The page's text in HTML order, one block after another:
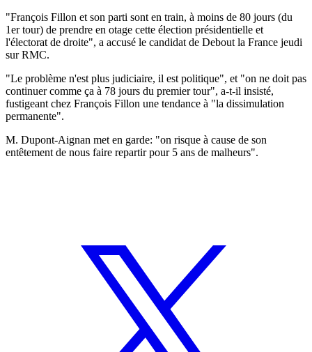
"François Fillon et son parti sont en train, à moins de 80 jours (du
1er tour) de prendre en otage cette élection présidentielle et
l'électorat de droite", a accusé le candidat de Debout la France jeudi
sur RMC.
"Le problème n'est plus judiciaire, il est politique", et "on ne doit pas
continuer comme ça à 78 jours du premier tour", a-t-il insisté,
fustigeant chez François Fillon une tendance à "la dissimulation
permanente".
M. Dupont-Aignan met en garde: "on risque à cause de son
entêtement de nous faire repartir pour 5 ans de malheurs".